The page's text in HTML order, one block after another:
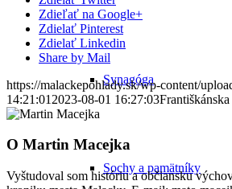
Synagóga
Sochy a pamätníky
Zdieľať na Google+
Zdielať Pinterest
Zdielať Linkedin
Share by Mail
https://malackepohlady.sk/wp-content/
14:21:01 2023-08-01 16:27:03
O Martin Macejka
Vyštudoval som históriu a občiansku